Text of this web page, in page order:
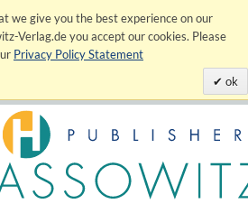
we give you the best experience on our
Verlag.de you accept our cookies. Please
Privacy Policy Statement
ok